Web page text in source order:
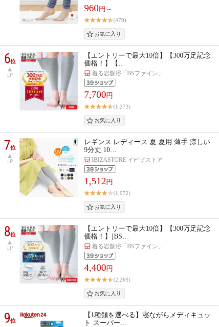
960円～
(479)
6位
UP
【エントリーで最大10倍】【300万足記念
価格！】【…
着る岩盤浴「BSファイン」
7,700円
(1,273)
7位
UP
レギンス レディース 夏 夏用 薄手 涼しい
9分丈 10…
IBIZASTORE イビザストア
1,512 円
(1,972)
8位
UP
【エントリーで最大10倍】【300万足記念
価格！】[BS…
着る岩盤浴「BSファイン」
4,400円
(2,269)
9位
【1種類を選べる】寝ながらメディキュッ
ト スーパー…